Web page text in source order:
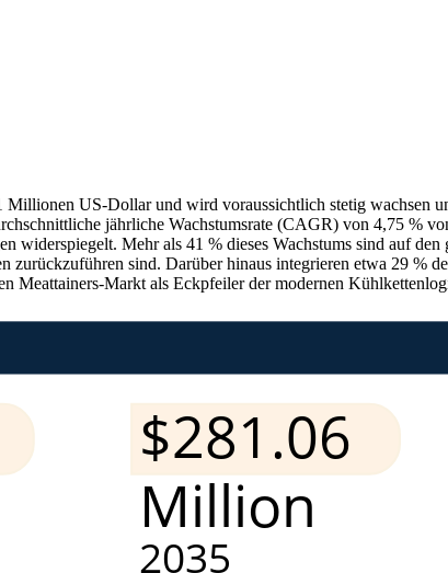
US-Dollar und wird voraussichtlich stetig wachsen
jährliche Wachstumsrate (CAGR) von 4,75 %
widerspiegelt. Mehr als 41 % dieses Wachstums sind auf
sind. Darüber hinaus integrieren etwa 29 %
Meattainers-Markt als Eckpfeiler der modernen